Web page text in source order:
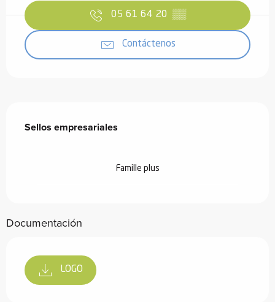
05 61 64 20 ▒▒
Contáctenos
Sellos empresariales
Sellos empresariales
Famille plus
Documentación
LOGO